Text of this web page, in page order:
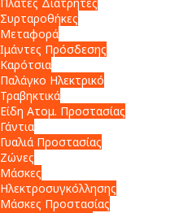
Συρταροθήκες
Μεταφορά
Ιμάντες Πρόσδεσης
Καρότσια
Παλάγκο Ηλεκτρικό
Τραβηκτικά
Είδη Ατομ. Προστασίας
Γάντια
Γυαλιά Προστασίας
Ζώνες
Μάσκες
Ηλεκτροσυγκόλλησης
Μάσκες Προστασίας